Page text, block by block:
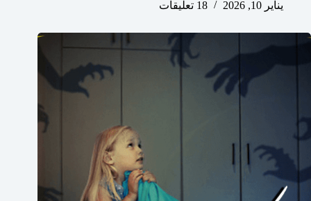
يناير 10, 2026
18 تعليقات